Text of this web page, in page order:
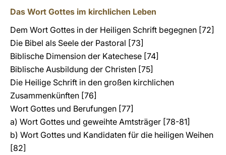
Das Wort Gottes im kirchlichen Leben
Dem Wort Gottes in der Heiligen Schrift begegnen [72]
Die Bibel als Seele der Pastoral [73]
Biblische Dimension der Katechese [74]
Biblische Ausbildung der Christen [75]
Die Heilige Schrift in den großen kirchlichen
Zusammenkünften [76]
Wort Gottes und Berufungen [77]
a) Wort Gottes und geweihte Amtsträger [78-81]
b) Wort Gottes und Kandidaten für die heiligen Weihen
[82]